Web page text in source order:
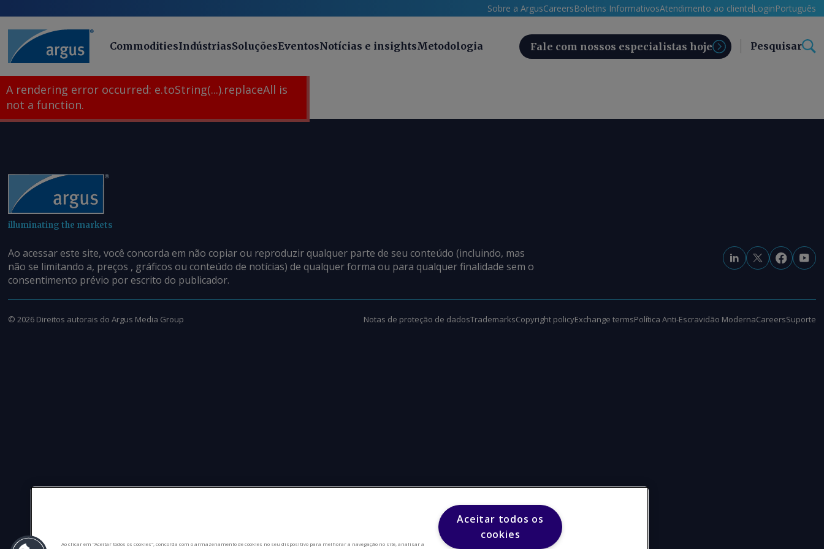
Sobre a ArgusCareersBoletins InformativosAtendimento ao cliente LoginPortuguês
CommoditiesIndústriasSoluçõesEventosNotícias e insightsMetodologia Fale com nossos especialistas hoje Pesquisar
A rendering error occurred: e.toString(...).replaceAll is
not a function.
illuminating the markets
Ao acessar este site, você concorda em não copiar ou reproduzir qualquer parte de seu conteúdo (incluindo, mas
não se limitando a, preços , gráficos ou conteúdo de notícias) de qualquer forma ou para qualquer finalidade sem o
consentimento prévio por escrito do publicador.
© 2026 Direitos autorais do Argus Media Group Notas de proteção de dadosTrademarksCopyright policyExchange termsPolítica Anti-Escravidão ModernaCareersSuporte
Ao clicar em "Aceitar todos os cookies", concorda com o armazenamento de cookies no seu dispositivo para melhorar a navegação no site, analisar a
Aceitar todos os
cookies